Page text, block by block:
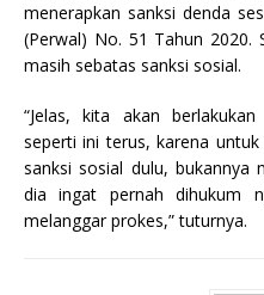
menerapkan sanksi denda
(Perwal) No. 51 Tahun 2020.
masih sebatas sanksi sosial.
“Jelas, kita akan
seperti ini terus, karena
sanksi sosial dulu, bukannya
dia ingat pernah dihukum
melanggar prokes,” tuturnya.